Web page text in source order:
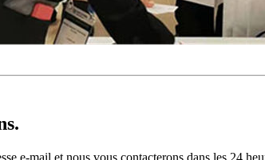
e-mail et nous vous contacterons dans les 24